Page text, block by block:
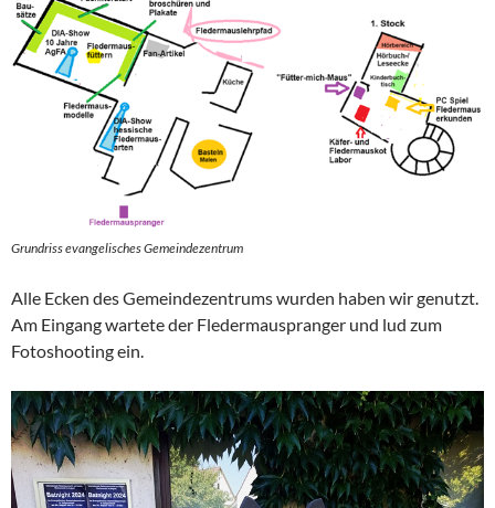
Grundriss evangelisches Gemeindezentrum
Alle Ecken des Gemeindezentrums wurden haben wir genutzt.
Am Eingang wartete der Fledermauspranger und lud zum
Fotoshooting ein.